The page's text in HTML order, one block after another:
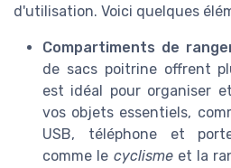
d'utilisation. Voici quelques
Compartiments de
de sacs poitrine offrent
est idéal pour organiser
vos objets essentiels,
USB, téléphone et
comme le cyclismeet la